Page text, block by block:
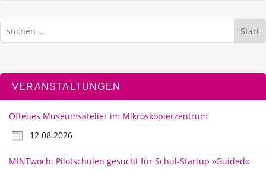
Start
VERANSTALTUNGEN
Offenes Museumsatelier im Mikroskopierzentrum
12.08.2026
MINTwoch: Pilotschulen gesucht für Schul-Startup »Guided«